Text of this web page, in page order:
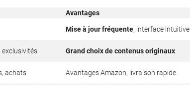
Avantages
Mise à jour fréquente, interface intuitive
exclusivités Grand choix de contenus originaux
achats Avantages Amazon, livraison rapide